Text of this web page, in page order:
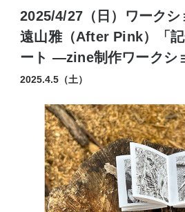
2025/4/27（日）ワークシ
遠山雅（After Pink）「
ート ―zine制作ワークシ
2025.4.5（土）